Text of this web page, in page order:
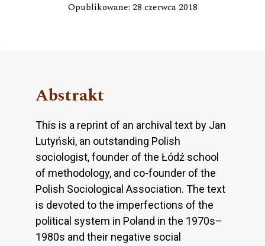
Opublikowane: 28 czerwca 2018
Abstrakt
This is a reprint of an archival text by Jan
Lutyński, an outstanding Polish
sociologist, founder of the Łódź school
of methodology, and co-founder of the
Polish Sociological Association. The text
is devoted to the imperfections of the
political system in Poland in the 1970s–
1980s and their negative social